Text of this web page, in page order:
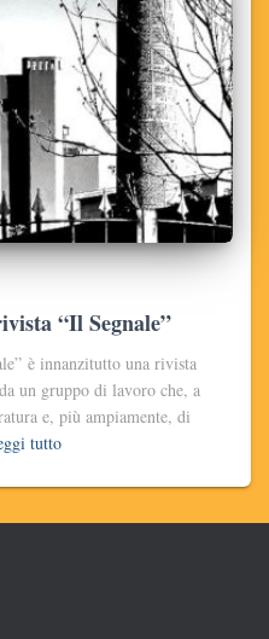
“Il Segnale”
è innanzitutto una rivista
un gruppo di lavoro che, a
e, più ampiamente, di
tutto